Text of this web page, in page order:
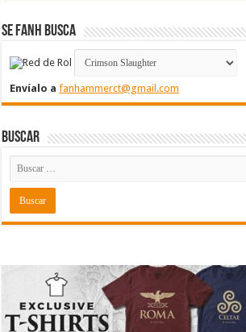
Se FanH Busca
Envíalo afanhammerct@gmail.com
Buscar